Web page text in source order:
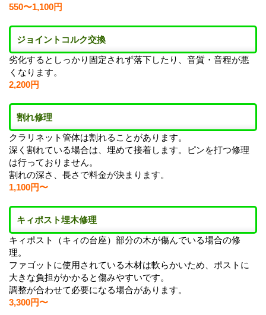
550〜1,100円
ジョイントコルク交換
劣化するとしっかり固定されず落下したり、音質・音程が悪
くなります。
2,200円
割れ修理
クラリネット管体は割れることがあります。
深く割れている場合は、埋めて接着します。ピンを打つ修理
は行っておりません。
割れの深さ、長さで料金が決まります。
1,100円〜
キィポスト埋木修理
キィポスト（キィの台座）部分の木が傷んでいる場合の修
理。
ファゴットに使用されている木材は軟らかいため、ポストに
大きな負担がかかると傷みやすいです。
調整が合わせて必要になる場合があります。
3,300円〜